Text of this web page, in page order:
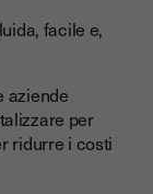
facile e,
aziende
per
ridurre i costi